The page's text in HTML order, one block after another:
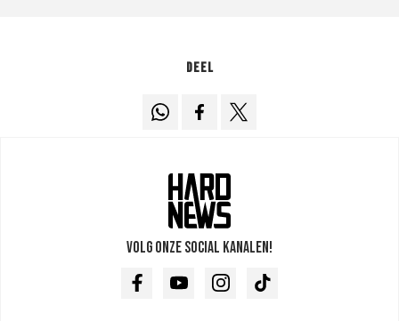
Deel
Volg onze social kanalen!
FacebookYoutubeInstagramTikTok